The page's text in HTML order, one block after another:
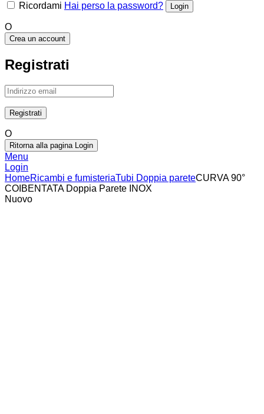
Ricordami Hai perso la password?
O
Crea un account
Registrati
O
Ritorna alla pagina Login
Menu
Login
HomeRicambi e fumisteriaTubi Doppia pareteCURVA 90°
COIBENTATA Doppia Parete INOX
Nuovo